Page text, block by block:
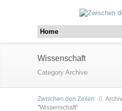
Wissenschaft
Category Archive
Zwischen den Zeilen
"Wissenschaft"